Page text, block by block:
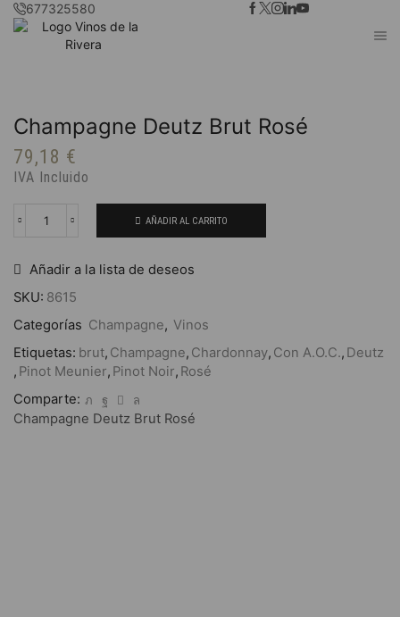
677325580
Champagne Deutz Brut Rosé
79,18 €
IVA Incluido
Champagne
Rosé
cantidad
AÑADIR AL CARRITO
Añadir a la lista de deseos
SKU: 8615
Categorías Champagne, Vinos
Etiquetas: brut, Champagne, Chardonnay, Con A.O.C., Deutz
, Pinot Meunier, Pinot Noir, Rosé
Comparte:
Champagne Deutz Brut Rosé